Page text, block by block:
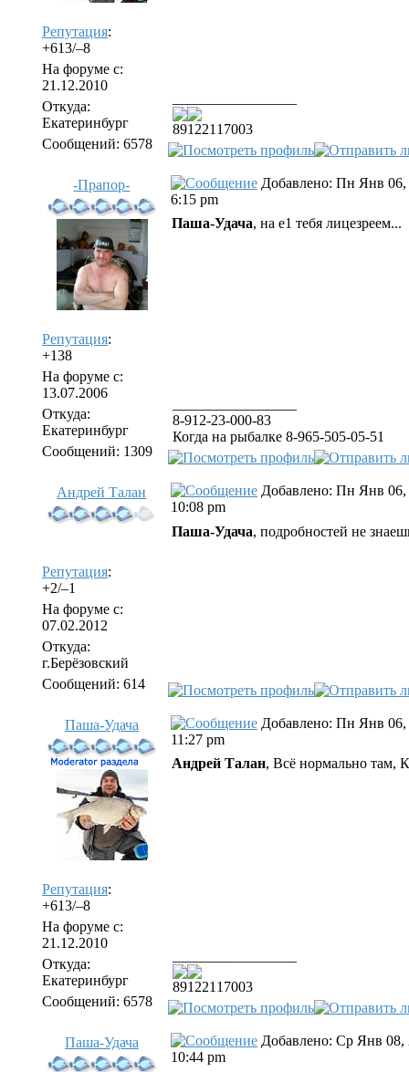
Репутация:
+613/–8
На форуме с:
21.12.2010
Откуда:
Екатеринбург
Сообщений: 6578
89122117003
-Прапор-
Репутация:
+138
На форуме с:
13.07.2006
Откуда:
Екатеринбург
Сообщений: 1309
Добавлено: Пн Янв 06,
6:15 pm
Паша-Удача, на е1 тебя лицезреем...
8-912-23-000-83
Когда на рыбалке 8-965-505-05-51
Андрей Талан
Репутация:
+2/–1
На форуме с:
07.02.2012
Откуда:
г.Берёзовский
Сообщений: 614
Добавлено: Пн Янв 06,
10:08 pm
Паша-Удача, подробностей не
Паша-Удача
Репутация:
+613/–8
На форуме с:
21.12.2010
Откуда:
Екатеринбург
Сообщений: 6578
Добавлено: Пн Янв 06,
11:27 pm
Андрей Талан, Всё нормально там,
89122117003
Паша-Удача
Добавлено: Ср Янв 08,
10:44 pm